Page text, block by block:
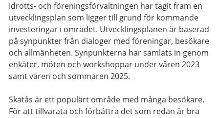
Idrotts- och föreningsförvaltningen har tagit fram en
utvecklingsplan som ligger till grund för kommande
investeringar i området. Utvecklingsplanen är baserad
på synpunkter från dialoger med föreningar, besökare
och allmänheten. Synpunkterna har samlats in genom
enkäter, möten och workshoppar under våren 2023
samt våren och sommaren 2025.
Skatås är ett populärt område med många besökare.
För att tillvarata och förbättra det som redan är bra